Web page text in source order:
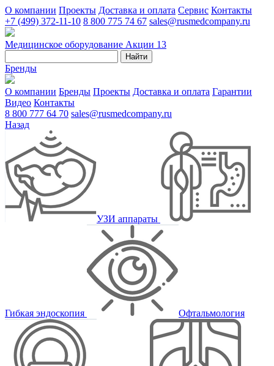
О компании Проекты Доставка и оплата Сервис Контакты
+7 (499) 372-11-10 8 800 775 74 67 sales@rusmedcompany.ru
Медицинское оборудование Акции 13
Найти
Бренды
О компании Бренды Проекты Доставка и оплата Гарантии
Видео Контакты
8 800 777 64 70 sales@rusmedcompany.ru
Назад
УЗИ аппараты
Гибкая эндоскопия Офтальмология